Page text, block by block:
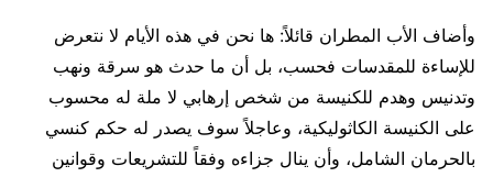
وأضاف الأب المطران قائلاً: ها نحن في هذه الأيام لا نتعرض
للإساءة للمقدسات فحسب، بل أن ما حدث هو سرقة ونهب
وتدنيس وهدم للكنيسة من شخص إرهابي لا ملة له محسوب
على الكنيسة الكاثوليكية، وعاجلاً سوف يصدر له حكم كنسي
بالحرمان الشامل، وأن ينال جزاءه وفقاً للتشريعات وقوانين